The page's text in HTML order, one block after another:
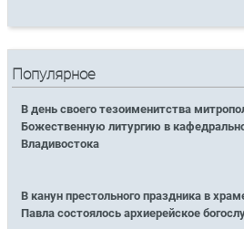
Популярное
В день своего тезоименитства
Божественную литургию в
Владивостока
В канун престольного праздника в
Павла состоялось архиерейское